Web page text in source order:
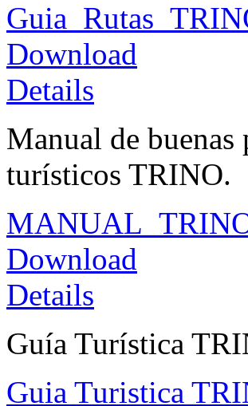
Download
Details
Manual de buenas
turísticos TRINO.
Download
Details
Guía Turística
Guia Turistica